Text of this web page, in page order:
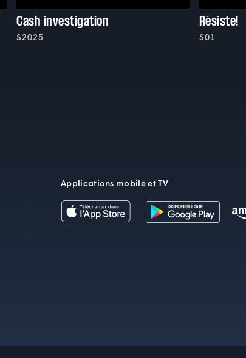
Cash investigation
S2025
Résiste!
S01
Applications mobile et TV